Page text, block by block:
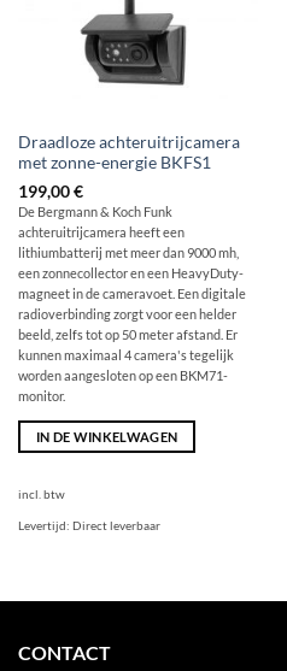
Draadloze achteruitrijcamera
met zonne-energie BKFS1
199,00€
De Bergmann & Koch Funk
achteruitrijcamera heeft een
lithiumbatterij met meer dan 9000 mh,
een zonnecollector en een HeavyDuty-
magneet in de cameravoet. Een digitale
radioverbinding zorgt voor een helder
beeld, zelfs tot op 50 meter afstand. Er
kunnen maximaal 4 camera's tegelijk
worden aangesloten op een BKM71-
monitor.
IN DE WINKELWAGEN
incl. btw
Levertijd: Direct leverbaar
CONTACT